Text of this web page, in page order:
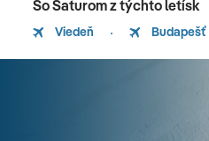
So Saturom z týchto letísk
Viedeň Budapešť